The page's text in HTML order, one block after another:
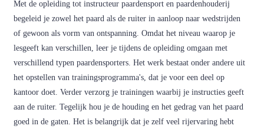
Met de opleiding tot instructeur paardensport en paardenhouderij
begeleid je zowel het paard als de ruiter in aanloop naar wedstrijden
of gewoon als vorm van ontspanning. Omdat het niveau waarop je
lesgeeft kan verschillen, leer je tijdens de opleiding omgaan met
verschillend typen paardensporters. Het werk bestaat onder andere uit
het opstellen van trainingsprogramma's, dat je voor een deel op
kantoor doet. Verder verzorg je trainingen waarbij je instructies geeft
aan de ruiter. Tegelijk hou je de houding en het gedrag van het paard
goed in de gaten. Het is belangrijk dat je zelf veel rijervaring hebt